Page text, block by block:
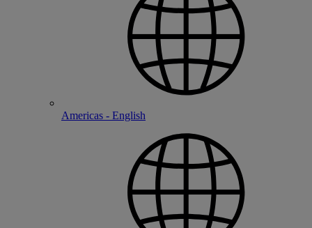
Americas - English